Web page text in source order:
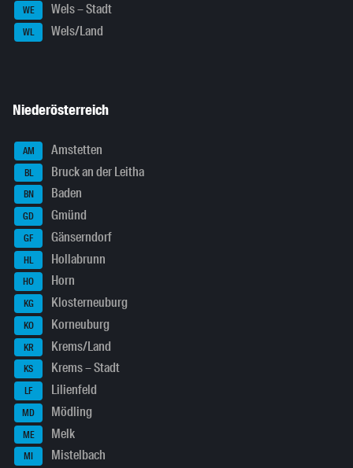
WE Wels – Stadt
WL Wels/Land
Niederösterreich
AM Amstetten
BL Bruck an der Leitha
BN Baden
GD Gmünd
GF Gänserndorf
HL Hollabrunn
HO Horn
KG Klosterneuburg
KO Korneuburg
KR Krems/Land
KS Krems – Stadt
LF Lilienfeld
MD Mödling
ME Melk
MI Mistelbach